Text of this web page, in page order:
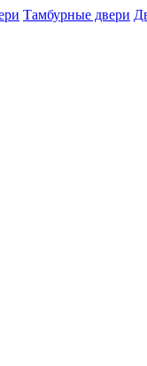
Тамбурные двери